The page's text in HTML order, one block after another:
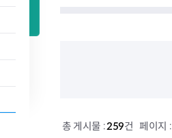
총 게시물 :259건 페이지 :